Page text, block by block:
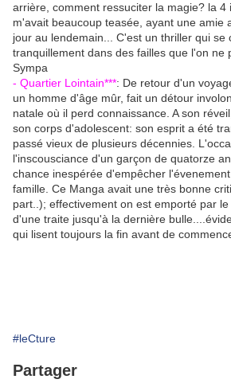
arrière, comment ressuciter la magie? la 4
m'avait beaucoup teasée, ayant une amie
jour au lendemain... C'est un thriller qui se
tranquillement dans des failles que l'on ne
Sympa
- Quartier Lointain***: De retour d'un
un homme d'âge mûr, fait un détour
natale où il perd connaissance. A son
son corps d'adolescent: son esprit a été
passé vieux de plusieurs décennies.
l'inscousciance d'un garçon de quatorze
chance inespérée d'empêcher
famille. Ce Manga avait une très bonne
part..); effectivement on est emporté par
d'une traite jusqu'à la dernière
qui lisent toujours la fin avant de
#leCture
Partager